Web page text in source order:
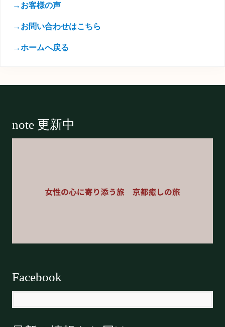
→お客様の声
→お問い合わせはこちら
→ホームへ戻る
note 更新中
Facebook